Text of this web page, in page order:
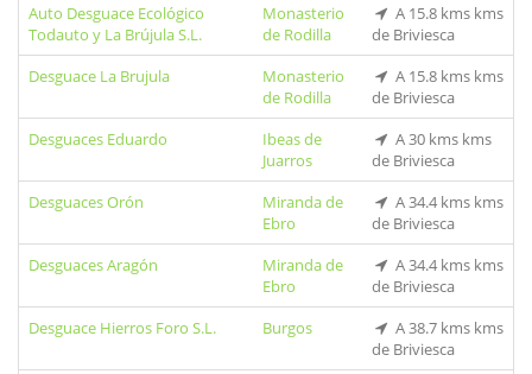
Auto Desguace Ecológico
Todauto y La Brújula S.L.
Monasterio
de Rodilla
A 15.8 kms kms
de Briviesca
Desguace La Brujula
Monasterio
de Rodilla
A 15.8 kms kms
de Briviesca
Desguaces Eduardo
Ibeas de
Juarros
A 30 kms kms
de Briviesca
Desguaces Orón
Miranda de
Ebro
A 34.4 kms kms
de Briviesca
Desguaces Aragón
Miranda de
Ebro
A 34.4 kms kms
de Briviesca
Desguace Hierros Foro S.L.
Burgos
A 38.7 kms kms
de Briviesca